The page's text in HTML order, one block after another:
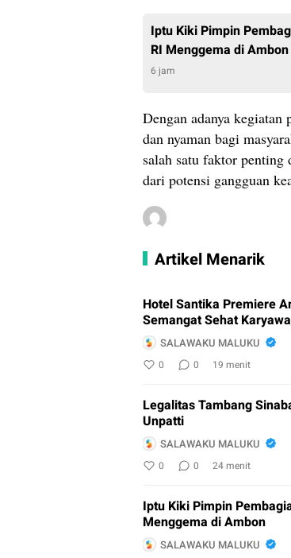
Iptu Kiki Pimpin
RI Menggema di Ambon
6 jam
Dengan adanya
dan nyaman bagi
salah satu faktor
dari potensi gangguan
Artikel Menarik
Hotel Santika Premiere
Semangat Sehat
SALAWAKU MALUKU
0 0 19 menit
Legalitas Tambang
Unpatti
SALAWAKU MALUKU
0 0 24 menit
Iptu Kiki Pimpin
Menggema di Ambon
SALAWAKU MALUKU